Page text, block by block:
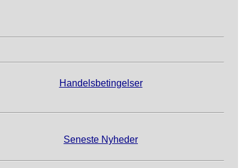
Handelsbetingelser
Seneste Nyheder